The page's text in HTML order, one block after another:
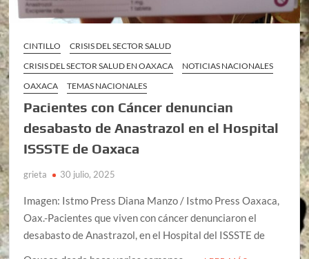
CINTILLO
CRISIS DEL SECTOR SALUD
CRISIS DEL SECTOR SALUD EN OAXACA
NOTICIAS NACIONALES
OAXACA
TEMAS NACIONALES
Pacientes con Cáncer denuncian
desabasto de Anastrazol en el Hospital
ISSSTE de Oaxaca
grieta 30 julio, 2025
Imagen: Istmo Press Diana Manzo / Istmo Press Oaxaca,
Oax.-Pacientes que viven con cáncer denunciaron el
desabasto de Anastrazol, en el Hospital del ISSSTE de